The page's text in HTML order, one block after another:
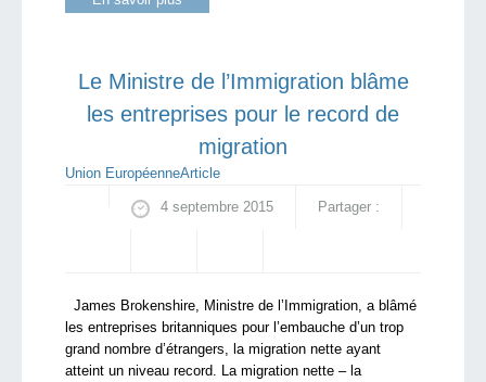
Le Ministre de l’Immigration blâme
les entreprises pour le record de
migration
Union EuropéenneArticle
4 septembre 2015 Partager :
James Brokenshire, Ministre de l’Immigration, a blâmé
les entreprises britanniques pour l’embauche d’un trop
grand nombre d’étrangers, la migration nette ayant
atteint un niveau record. La migration nette – la